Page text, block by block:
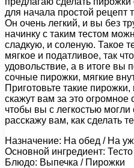
для начала простой рецепт
Он очень легкий, и вы без
начинку с таким тестом
сладкую, и соленую. Такое
мягкое и податливое, так
удовольствие, а в итоге вы
сочные пирожки, мягкие
Приготовьте такие
скажут вам за это огромное
чтобы вы с легкостью могли
расскажу вам, как сделать
Назначение: На обед / На
Основной ингредиент:
Блюдо: Выпечка / Пирожки